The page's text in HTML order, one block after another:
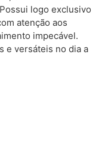
logo exclusivo
atenção aos
impecável.
e versáteis no dia a